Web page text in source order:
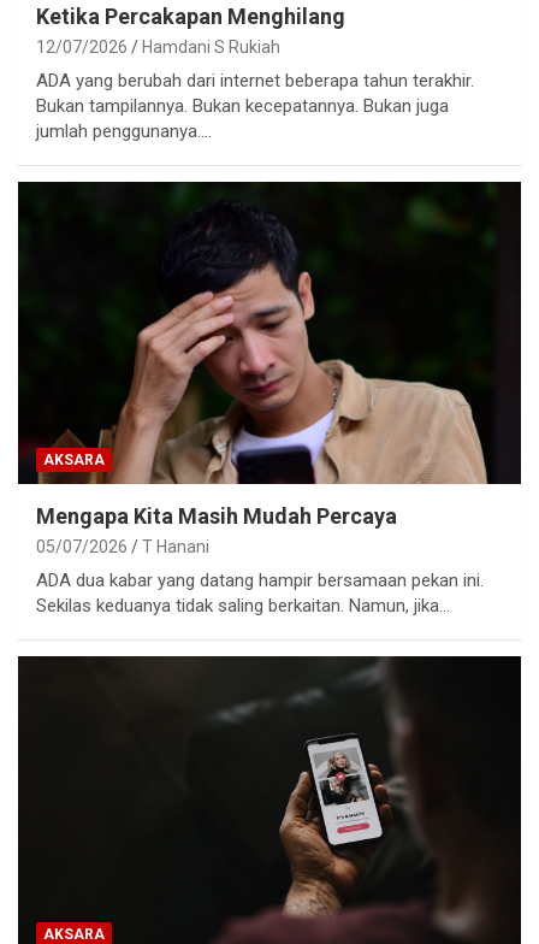
Ketika Percakapan Menghilang
12/07/2026 Hamdani S Rukiah
ADA yang berubah dari internet beberapa tahun terakhir.
Bukan tampilannya. Bukan kecepatannya. Bukan juga
jumlah penggunanya.…
AKSARA
Mengapa Kita Masih Mudah Percaya
05/07/2026 T Hanani
ADA dua kabar yang datang hampir bersamaan pekan ini.
Sekilas keduanya tidak saling berkaitan. Namun, jika…
AKSARA